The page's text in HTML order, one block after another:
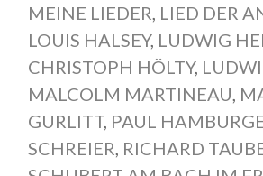
MEINE LIEDER, LIED DER
LOUIS HALSEY, LUDWIG
CHRISTOPH HÖLTY,
MALCOLM MARTINEAU,
GURLITT, PAUL
SCHREIER, RICHARD